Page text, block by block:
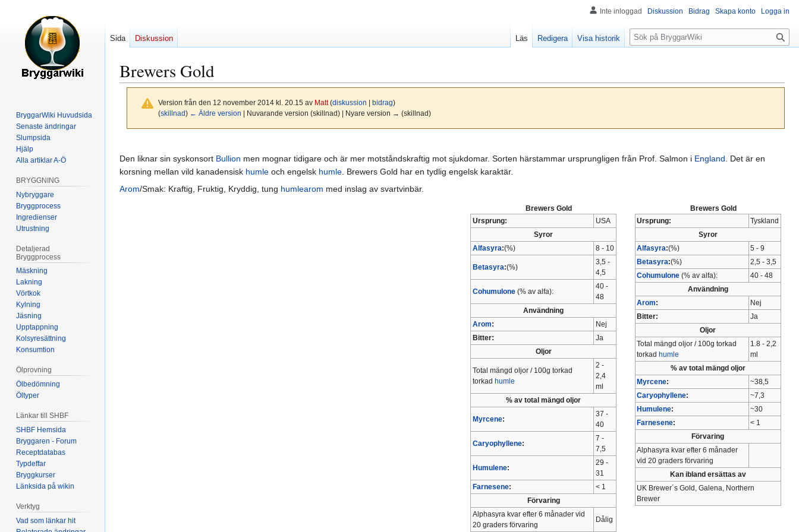
Brewers Gold
Version från den 12 november 2014 kl. 20.15 av Matt (diskussion bidrag)
(skillnad) ← Äldre version | Nuvarande version (skillnad) | Nyare version → (skillnad)
till
navigering
till
sök
Den liknar sin syskonsort Bullion men mognar tidigare och är mer motståndskraftig mot sjukdomar. Sorten härstammar ursprungligen från Prof. Salmon i England . Det är en
korsning mellan vild kanadensisk humle och engelsk humle . Brewers Gold har en tydlig engelsk karaktär.
Arom/Smak: Kraftig, Fruktig, Kryddig, tung humlearom med inslag av svartvinbär.
Brewers Gold
Ursprung:
Tyskland
Syror
Alfasyra:(%)
5 - 9
Betasyra:(%)
2,5 - 3,5
Cohumulone (% av alfa):
40 - 48
Användning
Arom:
Nej
Bitter:
Ja
Oljor
Total mängd oljor / 100g torkad
torkadhumle
1.8 - 2,2
ml
% av total mängd oljor
Myrcene:
~38,5
Caryophyllene:
~7,3
Humulene:
~30
Farnesene:
< 1
Förvaring
Alphasyra kvar efter 6 månader
vid 20 graders förvaring
Kan ibland ersättas av
UK Brewer´s Gold, Galena, Northern
Brewer
Brewers Gold
Ursprung:
USA
Syror
Alfasyra:(%) 8 - 10
Betasyra:(%)
3,5 -
4,5
Cohumulone(% av alfa):
40 -
48
Användning
Arom:
Nej
Bitter:
Ja
Oljor
Total mängd oljor / 100g torkad
torkad humle
2 -
2,4
ml
% av total mängd oljor
Myrcene:
37 -
40
Caryophyllene:
7 -
7,5
Humulene:
29 -
31
Farnesene:
< 1
Förvaring
Alphasyra kvar efter 6 månader vid
20 graders förvaring
Dålig
Inte inloggad Diskussion Bidrag Skapa konto Logga in
Sida Diskussion Läs Redigera Visa historik
S
ö
BryggarWiki Huvudsida
Senaste ändringar
Slumpsida
Hjälp
Alla artiklar A-Ö
BRYGGNING
Nybryggare
Bryggprocess
Ingredienser
Utrustning
Detaljerad
Bryggprocess
Mäskning
Lakning
Vörtkok
Kylning
Jäsning
Upptappning
Kolsyresättning
Konsumtion
Ölprovning
Ölbedömning
Öltyper
Länkar till SHBF
SHBF Hemsida
Bryggaren - Forum
Receptdatabas
Typdeffar
Bryggkurser
Länksida på wikin
Verktyg
Vad som länkar hit